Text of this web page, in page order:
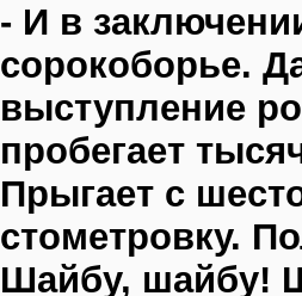
- И в
сорокоборье.
выступление
пробегает
Прыгает с
стометровку.
Шайбу, шайбу!